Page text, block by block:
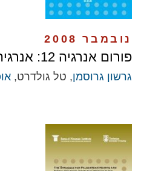
נובמבר 2008
פורום אנרגיה 12: אנרגיה במשק המים
גרשון גרוסמן, טל גולדרט,